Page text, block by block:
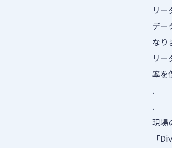
リー
デー
なり
リ
率を
.
.
現場
「